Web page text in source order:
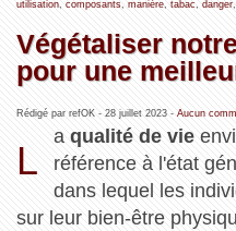
utilisation, composants, manière, tabac, danger,
Végétaliser
pour une
Rédigé par refOK - 28 juillet 2023- Aucun
L
aqualité de vie
référence à l'état
dans lequel les
sur leur bien-être